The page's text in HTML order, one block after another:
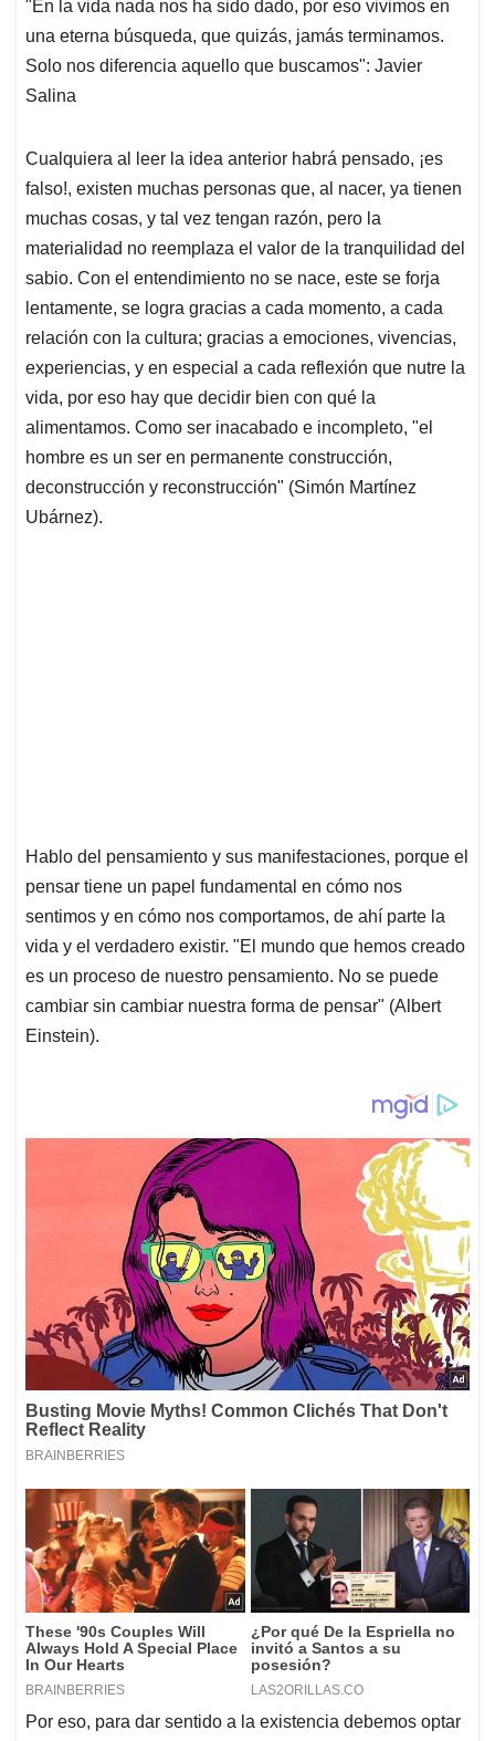
s
A
p
p
b
o
o
e
d
I
l
a
d
s
"En la vida nada nos ha sido dado, por eso vivimos en
una eterna búsqueda, que quizás, jamás terminamos.
Solo nos diferencia aquello que buscamos": Javier
Salina
Cualquiera al leer la idea anterior habrá pensado, ¡es
falso!, existen muchas personas que, al nacer, ya tienen
muchas cosas, y tal vez tengan razón, pero la
materialidad no reemplaza el valor de la tranquilidad del
sabio. Con el entendimiento no se nace, este se forja
lentamente, se logra gracias a cada momento, a cada
relación con la cultura; gracias a emociones, vivencias,
experiencias, y en especial a cada reflexión que nutre la
vida, por eso hay que decidir bien con qué la
alimentamos. Como ser inacabado e incompleto, "el
hombre es un ser en permanente construcción,
deconstrucción y reconstrucción" (Simón Martínez
Ubárnez).
Hablo del pensamiento y sus manifestaciones, porque el
pensar tiene un papel fundamental en cómo nos
sentimos y en cómo nos comportamos, de ahí parte la
vida y el verdadero existir. "El mundo que hemos creado
es un proceso de nuestro pensamiento. No se puede
cambiar sin cambiar nuestra forma de pensar" (Albert
Einstein).
Por eso, para dar sentido a la existencia debemos optar